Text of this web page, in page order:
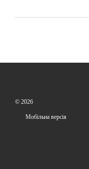
© 2026
Мобільна версія